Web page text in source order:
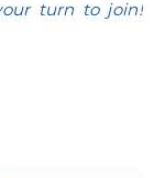
turn to join!